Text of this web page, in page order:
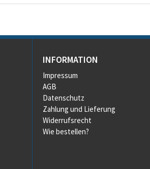
INFORMATION
Impressum
AGB
Datenschutz
Zahlung und Lieferung
Widerrufsrecht
Wie bestellen?